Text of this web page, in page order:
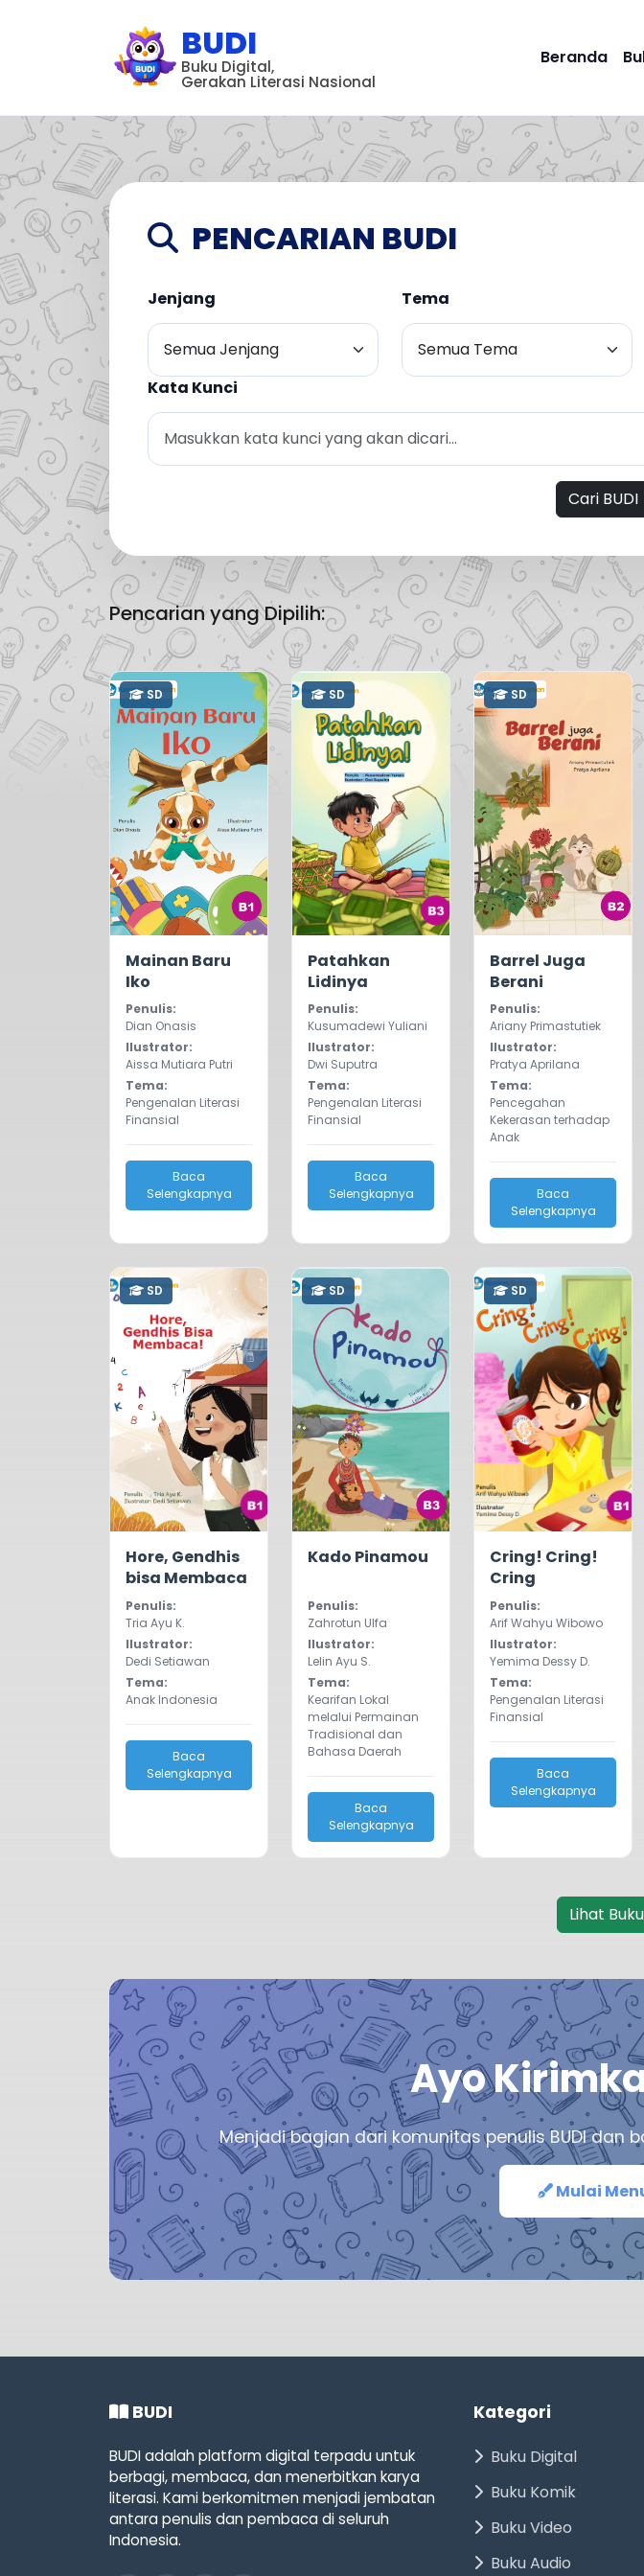
BUDI
Buku Digital,
Gerakan Literasi Nasional
Beranda
PENCARIAN BUDI
Jenjang Tema
Kata Kunci
Cari BUDI
Pencarian yang Dipilih:
SD
Mainan Baru
Iko
Penulis:
Dian Onasis
Ilustrator:
Aissa Mutiara Putri
Tema:
Pengenalan Literasi
Finansial
Baca
Selengkapnya
SD
Patahkan
Lidinya
Penulis:
Kusumadewi Yuliani
Ilustrator:
Dwi Suputra
Tema:
Pengenalan Literasi
Finansial
Baca
Selengkapnya
SD
Barrel Juga
Berani
Penulis:
Ariany Primastutiek
Ilustrator:
Pratya Aprilana
Tema:
Pencegahan
Kekerasan terhadap
Anak
Baca
Selengkapnya
SD
Hore, Gendhis
bisa Membaca
Penulis:
Tria Ayu K.
Ilustrator:
Dedi Setiawan
Tema:
Anak Indonesia
Baca
Selengkapnya
SD
Kado Pinamou
Penulis:
Zahrotun Ulfa
Ilustrator:
Lelin Ayu S.
Tema:
Kearifan Lokal
melalui Permainan
Tradisional dan
Bahasa Daerah
Baca
Selengkapnya
SD
Cring! Cring!
Cring
Penulis:
Arif Wahyu Wibowo
Ilustrator:
Yemima Dessy D.
Tema:
Pengenalan Literasi
Finansial
Baca
Selengkapnya
Ayo
Menjadi bagian dari komunitas penulis BUDI
Mulai
BUDI
BUDI adalah platform digital terpadu untuk
berbagi, membaca, dan menerbitkan karya
literasi. Kami berkomitmen menjadi jembatan
antara penulis dan pembaca di seluruh
Indonesia.
Kategori
Buku Digital
Buku Komik
Buku Video
Buku Audio